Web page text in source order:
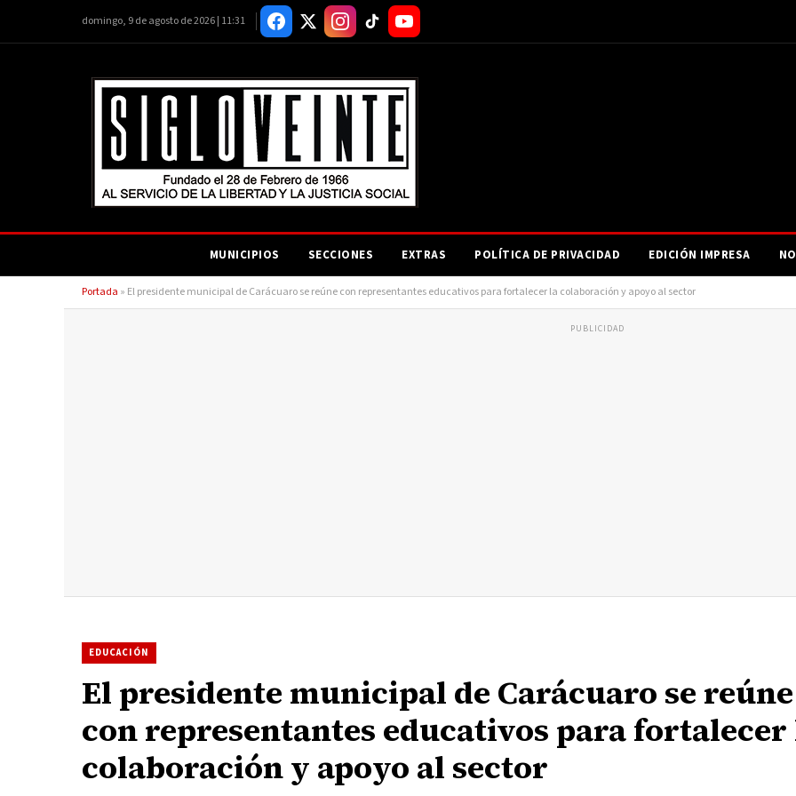
domingo, 9 de agosto de 2026 | 11:31
MUNICIPIOS SECCIONES EXTRAS POLÍTICA DE PRIVACIDAD EDICIÓN IMPRESA
Portada » El presidente municipal de Carácuaro se reúne con representantes educativos para fortalecer la colaboración y apoyo al sector
PUBLICIDAD
EDUCACIÓN
El presidente municipal de Carácuaro se reúne
con representantes educativos para fortalecer
colaboración y apoyo al sector